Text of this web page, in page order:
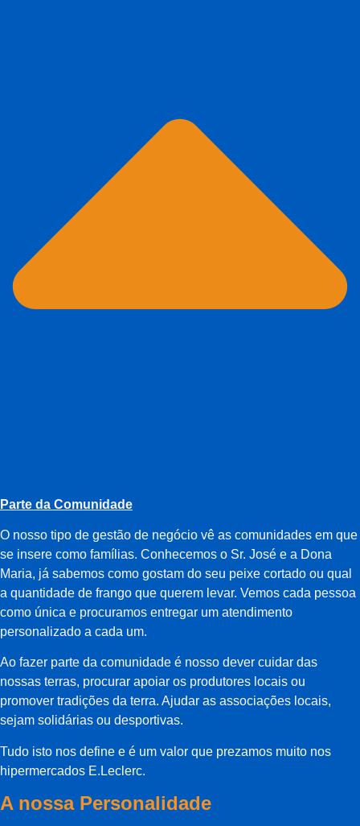
Parte da Comunidade
O nosso tipo de gestão de negócio vê as comunidades em que
se insere como famílias. Conhecemos o Sr. José e a Dona
Maria, já sabemos como gostam do seu peixe cortado ou qual
a quantidade de frango que querem levar. Vemos cada pessoa
como única e procuramos entregar um atendimento
personalizado a cada um.
Ao fazer parte da comunidade é nosso dever cuidar das
nossas terras, procurar apoiar os produtores locais ou
promover tradições da terra. Ajudar as associações locais,
sejam solidárias ou desportivas.
Tudo isto nos define e é um valor que prezamos muito nos
hipermercados E.Leclerc.
A nossa Personalidade